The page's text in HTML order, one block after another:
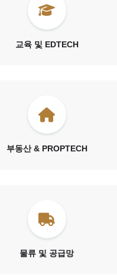
교육 및 EDTECH
부동산 & PROPTECH
물류 및 공급망